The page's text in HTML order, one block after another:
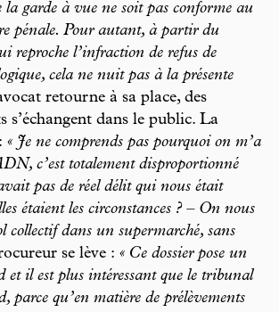
la garde à vue ne soit pas conforme au
pénale. Pour autant, à partir du
reproche l’infraction de refus de
cela ne nuit pas à la présente
retourne à sa place, des
s’échangent dans le public. La
« Je ne comprends pas pourquoi on m’a
c’est totalement disproportionné
pas de réel délit qui nous était
étaient les circonstances ? – On nous
collectif dans un supermarché, sans
se lève : « Ce dossier pose un
et il est plus intéressant que le tribunal
parce qu’en matière de prélèvements